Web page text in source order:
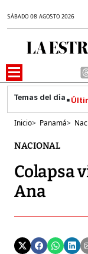
SÁBADO 08 AGOSTO 2026
Inicio> Panamá>
NACIONAL
Colapsa
Ana